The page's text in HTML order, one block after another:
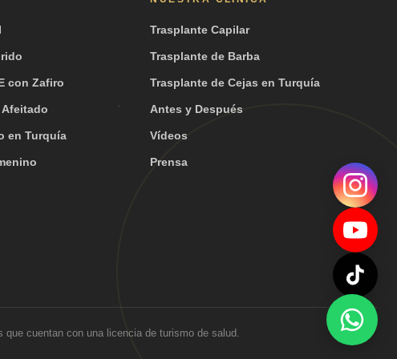
con Zafiro
en Turquía
Trasplante Capilar
Trasplante de Barba
Trasplante de Cejas en Turquía
Antes y Después
Vídeos
Prensa
cuentan con una licencia de turismo de salud.